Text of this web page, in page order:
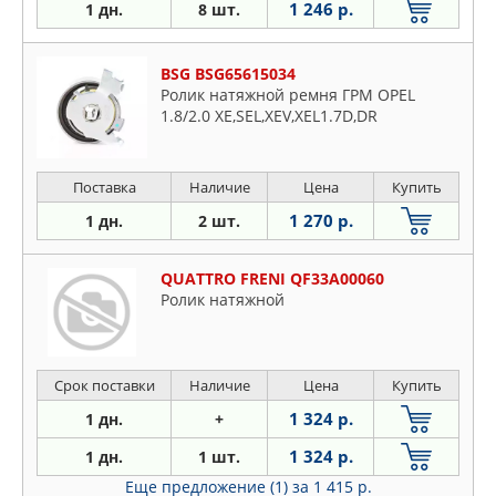
1 дн. 8 шт. 1 246 р.
BSG BSG65615034
Ролик натяжной ремня ГРМ OPEL
1.8/2.0 XE,SEL,XEV,XEL1.7D,DR
Поставка Наличие Цена Купить
1 дн. 2 шт. 1 270 р.
QUATTRO FRENI QF33A00060
Ролик натяжной
Срок поставки Наличие Цена Купить
1 дн. + 1 324 р.
1 дн. 1 шт. 1 324 р.
Еще предложение (1) за 1 415 р.